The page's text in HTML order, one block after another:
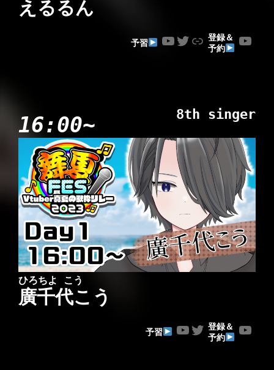
えるるん
予習 YouTube Twitter Link
登録＆
予約
YouTube
16:00~ 8th singer
ひろちよ こう
廣千代こう
予習 YouTube Twitter
登録＆
予約
YouTube